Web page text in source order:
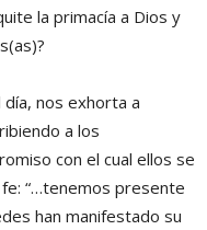
la primacía a Dios y
nos exhorta a
a los
con el cual ellos se
“…tenemos presente
han manifestado su